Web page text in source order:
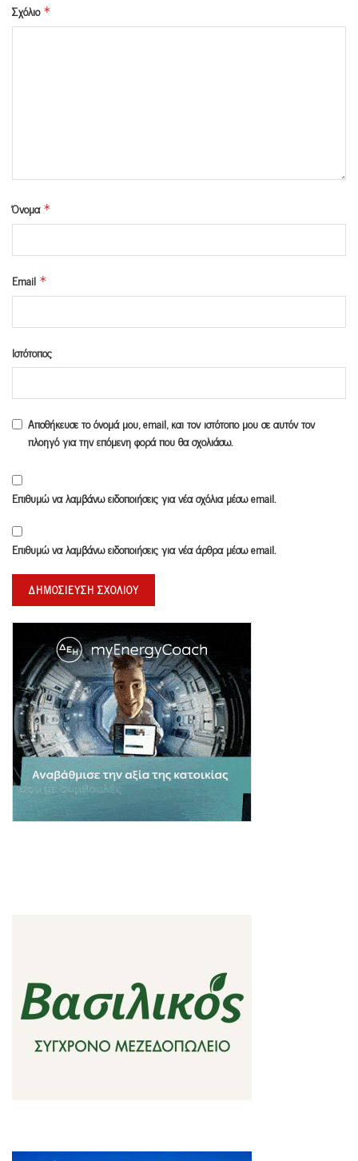
Σχόλιο *
Όνομα *
Email *
Ιστότοπος
Αποθήκευσε το όνομά μου, email, και τον ιστότοπο μου σε αυτόν τον
πλοηγό για την επόμενη φορά που θα σχολιάσω.
Επιθυμώ να λαμβάνω ειδοποιήσεις για νέα σχόλια μέσω email.
Επιθυμώ να λαμβάνω ειδοποιήσεις για νέα άρθρα μέσω email.